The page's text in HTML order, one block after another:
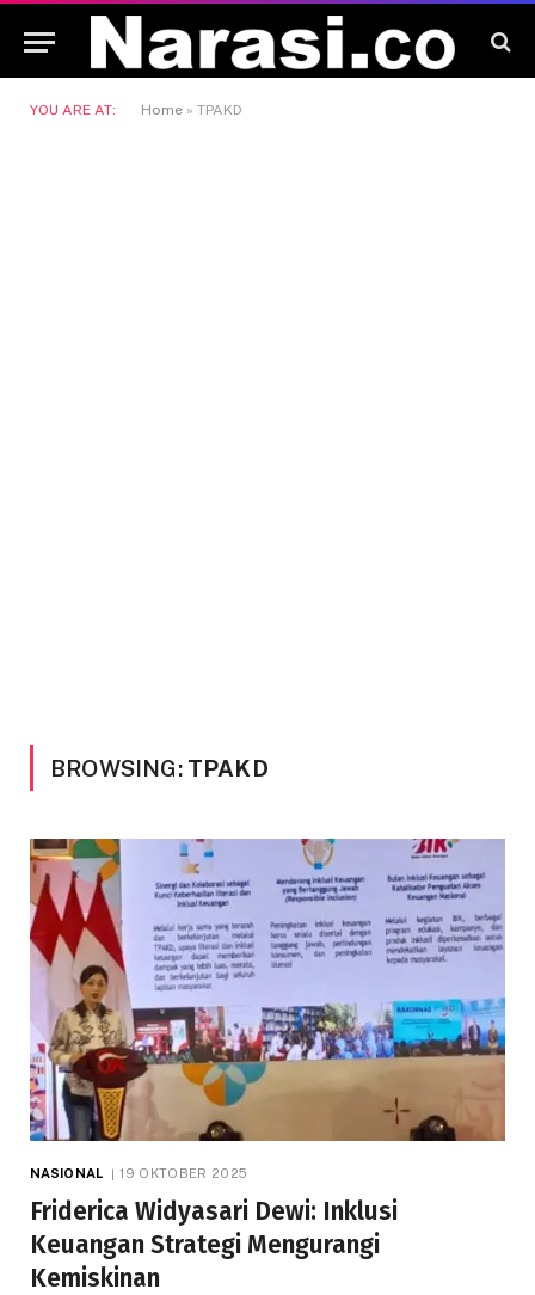
YOU ARE AT: Home » TPAKD
BROWSING: TPAKD
NASIONAL 19 OKTOBER 2025
Friderica Widyasari Dewi: Inklusi
Keuangan Strategi Mengurangi
Kemiskinan